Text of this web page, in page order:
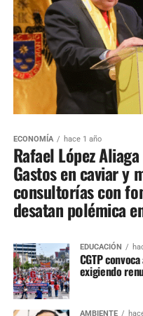
ECONOMÍA hace 1 año
Rafael López
Gastos en caviar y
consultorías con
desatan polémica
EDUCACIÓN
CGTP
exigiendo
AMBIENTE